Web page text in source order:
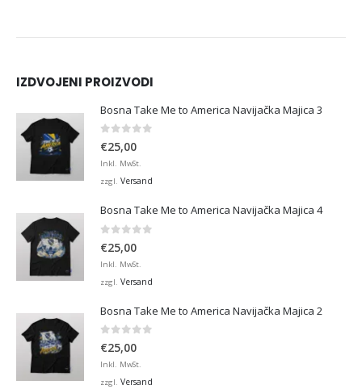
IZDVOJENI PROIZVODI
Bosna Take Me to America Navijačka Majica 3
0 von 5
€25,00
Inkl. MwSt.
zzgl. Versand
Bosna Take Me to America Navijačka Majica 4
€25,00
Inkl. MwSt.
zzgl. Versand
Bosna Take Me to America Navijačka Majica 2
0 von 5
€25,00
Inkl. MwSt.
zzgl. Versand